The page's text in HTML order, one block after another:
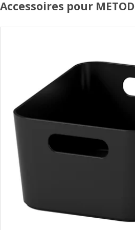
Accessoires pour METOD